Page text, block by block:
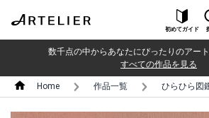
初めてガイド
数千点の中からあなたにぴったりのアー
すべての作品を見る
Home 作品一覧 ひらひら図